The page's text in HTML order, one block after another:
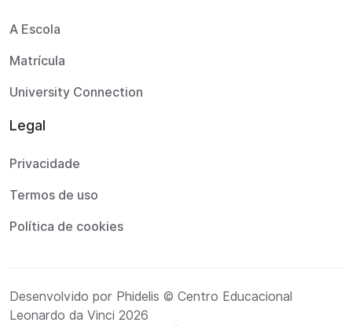
A Escola
Matrícula
University Connection
Legal
Privacidade
Termos de uso
Política de cookies
Desenvolvido por Phidelis © Centro Educacional
Leonardo da Vinci 2026